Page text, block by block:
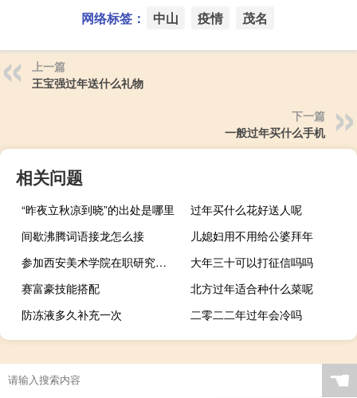
网络标签： 中山 疫情 茂名
上一篇
王宝强过年送什么礼物
下一篇
一般过年买什么手机
相关问题
“昨夜立秋凉到晓”的出处是哪里
过年买什么花好送人呢
间歇沸腾词语接龙怎么接
儿媳妇用不用给公婆拜年
参加西安美术学院在职研究生考试科目
大年三十可以打征信吗吗
赛富豪技能搭配
北方过年适合种什么菜呢
防冻液多久补充一次
二零二二年过年会冷吗
☚